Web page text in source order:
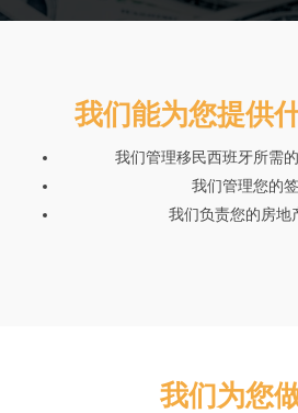
我们能为您提供
我们管理移民西班牙所需
我们管理您的
我们负责您的房地
我们为您